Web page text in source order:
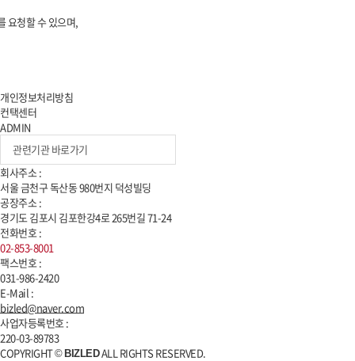
요청할 수 있으며,
개인정보처리방침
컨택센터
ADMIN
회사주소 :
서울 금천구 독산동980번지 덕성빌딩
공장주소 :
경기도 김포시 김포한강4로265번길71-24
전화번호 :
02-853-8001
팩스번호 :
031-986-2420
E-Mail :
bizled@naver.com
사업자등록번호 :
220-03-89783
COPYRIGHT © BIZLEDALL RIGHTS RESERVED.